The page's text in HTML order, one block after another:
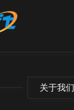
关于我们